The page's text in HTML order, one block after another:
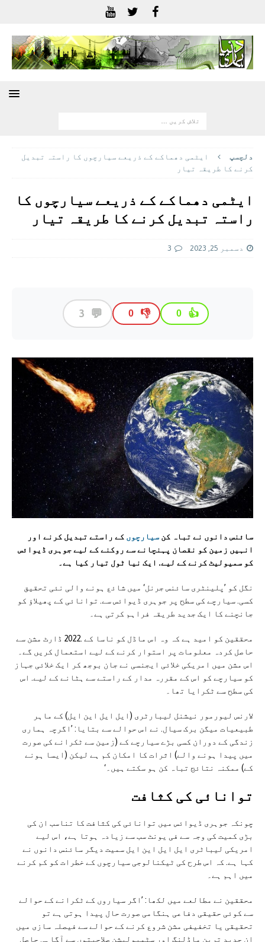
دلچسپ
ایٹمی دھماکے کے ذریعے سیارچوں کا راستہ تبدیل
کرنے کا طریقہ تیار
ایٹمی دھماکے کے ذریعے سیارچوں کا
راستہ تبدیل کرنے کا طریقہ تیار
دسمبر 25, 2023 3
👍
0
👎
0
💬
3
سائنس دانوں نے تباہ کن سیارچوں کے راستے تبدیل کرنے اور
انہیں زمین کو نقصان پہنچانے سے روکنے کے لیے جوہری ڈیوائس
کو سمیولیٹ کرنے کے لیے. ایک نیا ٹول تیار کیا ہے۔
نگل کو ’پلینٹری سائنس جرنل‘ میں شائع ہونے والی نئی تحقیق
کسی. سیارچے کی سطح پر جوہری ڈیوائس سے. توانائی کے پھیلاؤ کو
جانچنے کا ایک جدید طریقہ فراہم کرتی ہے۔
محققین کو امید ہے کہ وہ اس ماڈل کو ناسا کے .2022 ڈارٹ مشن سے
حاصل کردہ معلومات پر استوار کرنے کے لیے استعمال کریں گے۔
اس مشن میں امریکی خلائی ایجنسی نے جان بوجھ کر ایک خلائی جہاز
کو سیارچے کو اس کے مقررہ مدار کے راستے سے ہٹانے کے لیے. اس
کی سطح سے ٹکرایا تھا۔
لارنس لیورمور نیشنل لیبارٹری (ایل ایل این ایل) کے ماہر
طبیعیات میگن برک سیال. نے اس حوالے سے بتایا: ’اگرچہ ہماری
زندگی کے دوران کسی بڑے سیارچے کے (زمین سے ٹکرانے کی صورت
میں پیدا ہونے والے) اثرات کا امکان کم ہے لیکن (ایسا ہونے
کے) ممکنہ نتائج تباہ کن ہو سکتے ہیں۔‘
توانائی کی کثافت
چونکہ جوہری ڈیوائس میں توانائی کی کثافت کا تناسب ان کی
بڑی کمیت کی وجہ سے فی یونٹ سب سے زیادہ ہوتا ہے، اس لیے
امریکی لیباٹری ایل ایل این ایل سمیت دیگر سائنس دانوں نے
کہا ہے. کہ اس طرح کی ٹیکنالوجی سیارچوں کے خطرات کو کم کرنے
میں اہم ہے۔
محققین نے مطالعے میں لکھا: ’اگر سیاروں کے ٹکرانے کے حوالے
سے کوئی حقیقی دفاعی ہنگامی صورت حال پیدا ہوتی ہے تو
تحقیقی یا تخفیفی مشن شروع کرنے کے حوالے سے فیصلہ سازی میں
ان جدید ترین ماڈلنگ اور سٹمیولیشن صلاحیتوں سے آگاہی حاصل